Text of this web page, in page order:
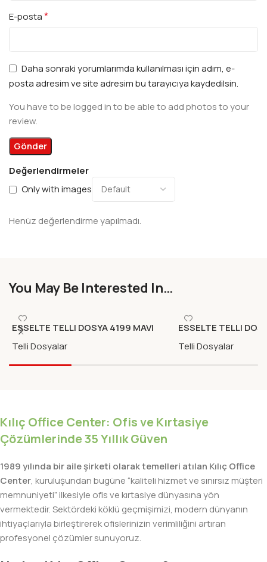
Değerlendirmeler
Only with images
Henüz değerlendirme yapılmadı.
E-posta*
Daha sonraki yorumlarımda kullanılması için adım, e-
posta adresim ve site adresim bu tarayıcıya kaydedilsin.
You have to be logged in to be able to add photos to your
review.
You May Be Interested In…
ESSELTE TELLI DOSYA 4199 MAVI
Telli Dosyalar
ESSELTE TELLI
Telli Dosyalar
Kılıç Office Center: Ofis ve Kırtasiye
Çözümlerinde 35 Yıllık Güven
1989 yılında bir aile şirketi olarak temelleri atılan Kılıç Office
Center, kuruluşundan bugüne “kaliteli hizmet ve sınırsız müşteri
memnuniyeti” ilkesiyle ofis ve kırtasiye dünyasına yön
vermektedir. Sektördeki köklü geçmişimizi, modern dünyanın
ihtiyaçlarıyla birleştirerek ofislerinizin verimliliğini artıran
profesyonel çözümler sunuyoruz.